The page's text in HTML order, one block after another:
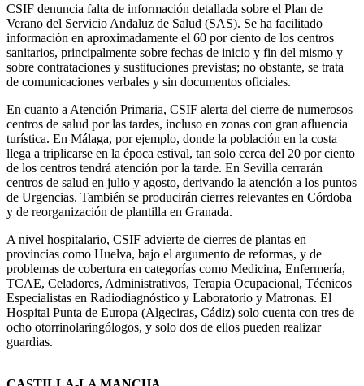
CSIF denuncia falta de información detallada sobre el Plan de
Verano del Servicio Andaluz de Salud (SAS). Se ha facilitado
información en aproximadamente el 60 por ciento de los centros
sanitarios, principalmente sobre fechas de inicio y fin del mismo y
sobre contrataciones y sustituciones previstas; no obstante, se trata
de comunicaciones verbales y sin documentos oficiales.
En cuanto a Atención Primaria, CSIF alerta del cierre de numerosos
centros de salud por las tardes, incluso en zonas con gran afluencia
turística. En Málaga, por ejemplo, donde la población en la costa
llega a triplicarse en la época estival, tan solo cerca del 20 por ciento
de los centros tendrá atención por la tarde. En Sevilla cerrarán
centros de salud en julio y agosto, derivando la atención a los puntos
de Urgencias. También se producirán cierres relevantes en Córdoba
y de reorganización de plantilla en Granada.
A nivel hospitalario, CSIF advierte de cierres de plantas en
provincias como Huelva, bajo el argumento de reformas, y de
problemas de cobertura en categorías como Medicina, Enfermería,
TCAE, Celadores, Administrativos, Terapia Ocupacional, Técnicos
Especialistas en Radiodiagnóstico y Laboratorio y Matronas. El
Hospital Punta de Europa (Algeciras, Cádiz) solo cuenta con tres de
ocho otorrinolaringólogos, y solo dos de ellos pueden realizar
guardias.